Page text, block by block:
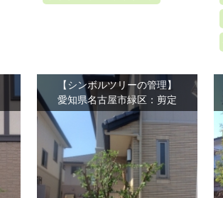
【シンボルツリーの管理】
愛知県名古屋市緑区：剪定